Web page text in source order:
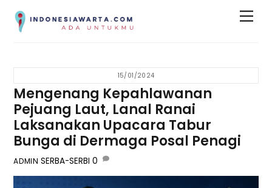
15/01/2024
Mengenang Kepahlawanan
Pejuang Laut, Lanal Ranai
Laksanakan Upacara Tabur
Bunga di Dermaga Posal Penagi
ADMIN SERBA-SERBI 0